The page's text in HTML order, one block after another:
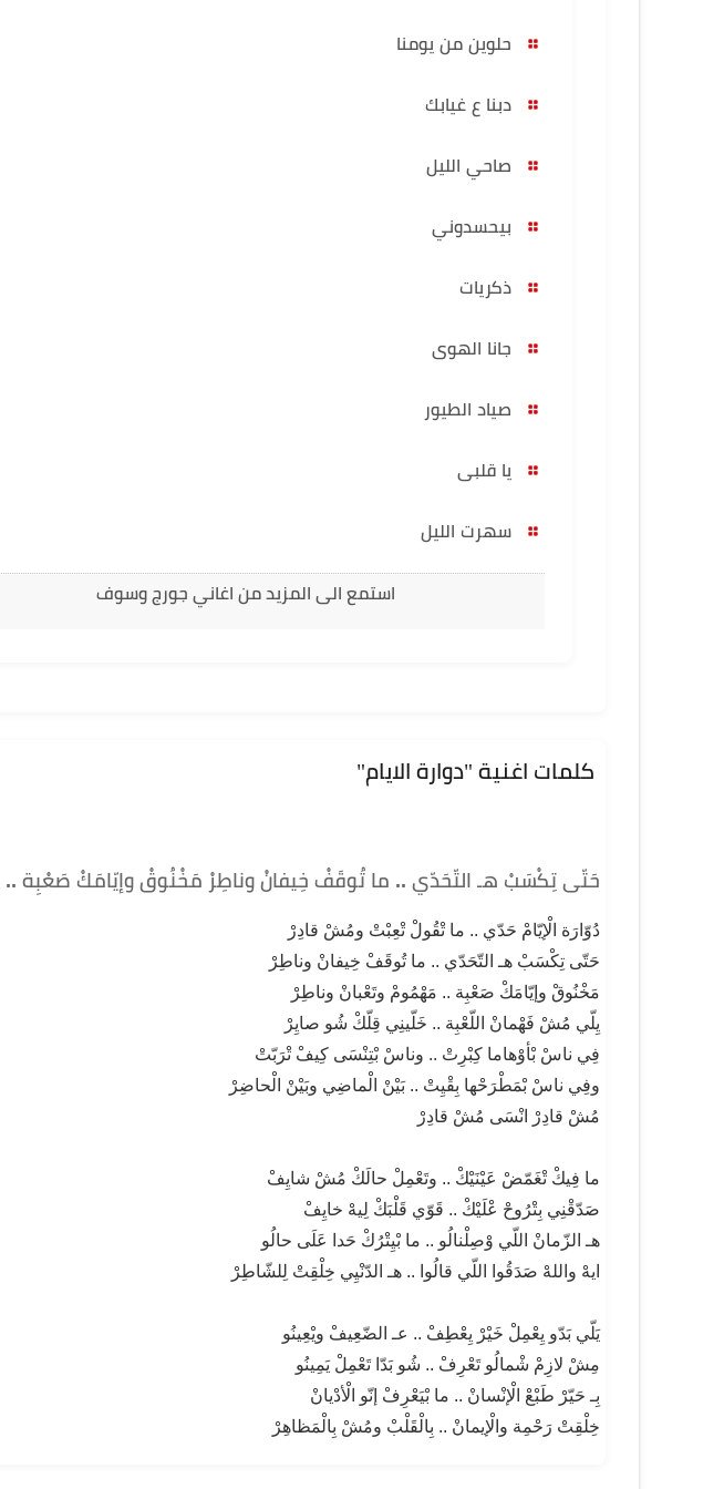
حلوين من يومنا
دبنا ع غيابك
صاحي الليل
بيحسدوني
ذكريات
جانا الهوى
صياد الطيور
يا قلبى
سهرت الليل
استمع الى المزيد من اغاني جورج وسوف
كلمات اغنية "دوارة الايام"
حَتّى تِكْسَبْ هـ التّحَدّي .. ما تُوقَفْ خِيفانْ وناطِرْ مَخْنُوقْ وإيّامَكْ صَعْبِة ..
دُوّارَة الْإيّامْ حَدّي .. ما تْقُولْ تْعِبْتْ ومُشْ قادِرْ
حَتّى تِكْسَبْ هـ التّحَدّي .. ما تُوقَفْ خِيفانْ وناطِرْ
مَخْنُوقْ وإيّامَكْ صَعْبِة .. مَهْمُومْ وتَعْبانْ وناطِرْ
يِلّي مُشْ فَهْمانْ اللّعْبِة .. خَلّينِي قِلّكْ شُو صايِرْ
فِي ناسْ بْأوْهاما كِبْرِتْ .. وناسْ بْتِنْسَى كِيفْ تْرَبّتْ
وفِي ناسْ بْمَطْرَحْها بِقْيِتْ .. بَيْنْ الْماضِي وبَيْنْ الْحاضِرْ
مُشْ قادِرْ انْسَى مُشْ قادِرْ
ما فِيكْ تْغَمّضْ عَيْنَيْكْ .. وتَعْمِلْ حالَكْ مُشْ شايِفْ
صَدّقْنِي بِتْرُوحْ عْلَيْكْ .. قَوّي قَلْبَكْ لِيهْ خايِفْ
هـ الزّمانْ اللّي وْصِلْنالُو .. ما بْيِتْرُكْ حَدا عَلَى حالُو
ايهْ واللهْ صَدَقُوا اللّي قالُوا .. هـ الدّنْيِي خِلْقِتْ لِلشّاطِرْ
يَلّي بَدّو يِعْمِلْ خَيْرْ يِعْطِفْ .. عـ الضّعِيفْ ويْعِينُو
مِشْ لازِمْ شْمالُو تَعْرِفْ .. شُو بَدّا تَعْمِلْ يَمِينُو
بِـ حَيّرْ طَبْعْ الْإنْسانْ .. ما بْيَعْرِفْ إنّو الْأدْيانْ
خِلْقِتْ رَحْمِة والْإيمانْ .. بِالْقَلْبْ ومُشْ بِالْمَظاهِرْ